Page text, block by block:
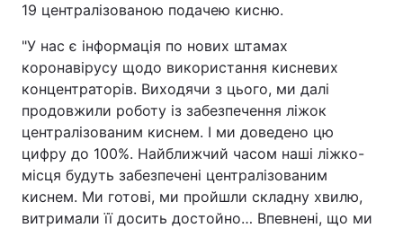
19 централізованою подачею кисню.
"У нас є інформація по нових штамах
коронавірусу щодо використання кисневих
концентраторів. Виходячи з цього, ми далі
продовжили роботу із забезпечення ліжок
централізованим киснем. І ми доведено цю
цифру до 100%. Найближчий часом наші ліжко-
місця будуть забезпечені централізованим
киснем. Ми готові, ми пройшли складну хвилю,
витримали її досить достойно… Впевнені, що ми